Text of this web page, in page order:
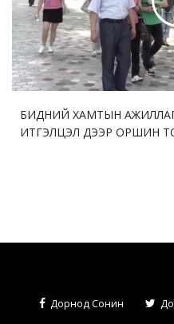
БИДНИЙ ХАМТЫН
ИТГЭЛЦЭЛ ДЭЭР ОРШИН
Дорнод Сонин